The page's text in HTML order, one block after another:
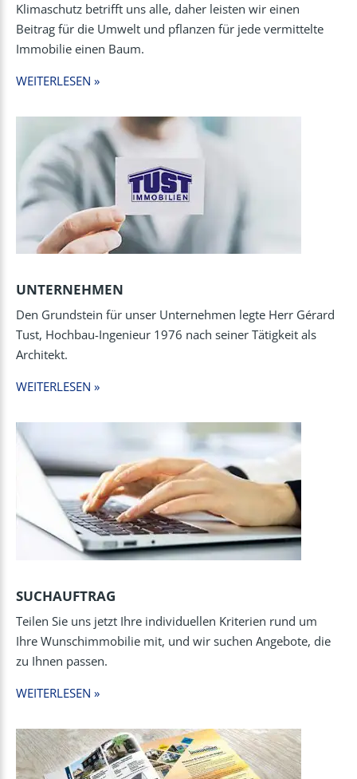
Klimaschutz betrifft uns alle, daher leisten wir einen
Beitrag für die Umwelt und pflanzen für jede vermittelte
Immobilie einen Baum.
WEITERLESEN »
UNTERNEHMEN
Den Grundstein für unser Unternehmen legte Herr Gérard
Tust, Hochbau-Ingenieur 1976 nach seiner Tätigkeit als
Architekt.
WEITERLESEN »
SUCHAUFTRAG
Teilen Sie uns jetzt Ihre individuellen Kriterien rund um
Ihre Wunschimmobilie mit, und wir suchen Angebote, die
zu Ihnen passen.
WEITERLESEN »